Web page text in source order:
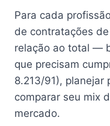
Para cada
de contratações
relação ao total —
que precisam
8.213/91), planejar
comparar seu mix
mercado.